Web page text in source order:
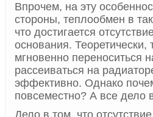
Впрочем, на эту
стороны, теплообмен в
что достигается
основания. Теоретически,
мгновенно переноситься
рассеиваться на
эффективно. Однако
повсеместно? А все дело